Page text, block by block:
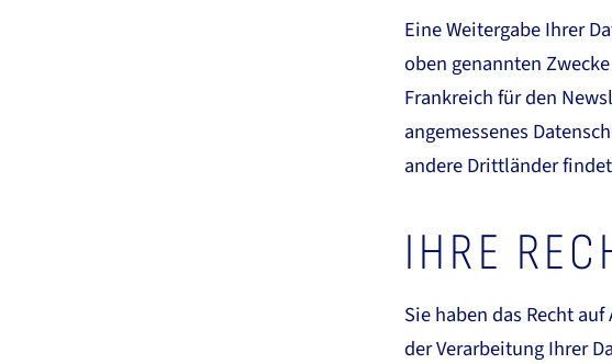
Eine Weitergabe Ihrer
oben genannten
Frankreich für den
angemessenes
andere Drittländer
IHRE
Sie haben das Recht
der Verarbeitung Ihrer